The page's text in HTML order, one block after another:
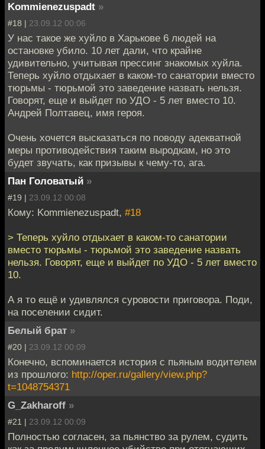
Kommienezuspadt »
#18 | 23.09.12 00:06
У нас такое же хуйло в Харькове 6 людей на
остановке убило. 10 лет дали, что крайне
удивительно, учитывая прессинг знакомых хуйла.
Теперь хуйло отдыхает в каком-то санатории вместо
тюрьмы - тюрьмой это заведение назвать нельзя.
Говорят, еще и выйдет по УДО - 5 лет вместо 10.
Андрей Полтавец, имя героя.
Очень хочется высказаться по поводу адекватной
меры противодействия таким выродкам, но это
будет звучать, как призывы к чему-то, ага.
Пан Головатый »
#19 | 23.09.12 00:08
Кому: Kommienezuspadt, #18
> Теперь хуйло отдыхает в каком-то санатории
вместо тюрьмы - тюрьмой это заведение назвать
нельзя. Говорят, еще и выйдет по УДО - 5 лет вместо
10.
А я то ещё и удивлялся суровости приговора. Поди,
на поселении сидит.
Белый брат »
#20 | 23.09.12 00:09
Конечно, вспоминается история с пьяным водителем
из прошлого: http://oper.ru/gallery/view.php?
t=1048754371
G_Zakharoff »
#21 | 23.09.12 00:09
Полностью согласен, за пьянство за рулем, судить